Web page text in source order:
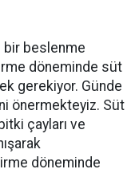
beslenme
döneminde süt
gerekiyor. Günde
önermekteyiz. Süt
çayları ve
döneminde